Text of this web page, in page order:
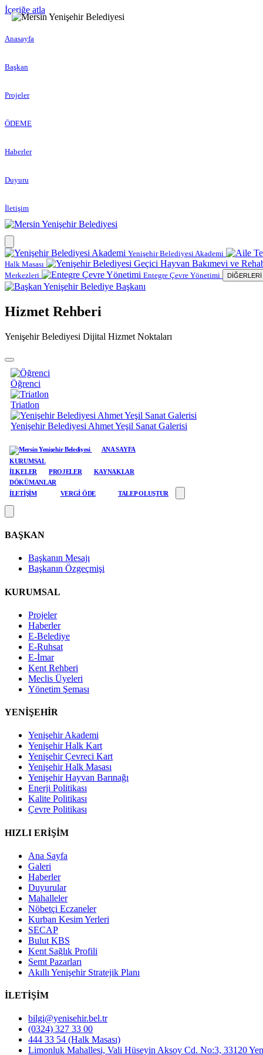
İçeriğe atla
Anasayfa
Başkan
Projeler
ÖDEME
Haberler
Duyuru
İletişim
Yenişehir Belediyesi Akademi
Halk Masası
Merkezleri
Entegre Çevre Yönetimi DİĞERLERİ
Yenişehir Belediye Başkanı
Hizmet Rehberi
Yenişehir Belediyesi Dijital Hizmet Noktaları
Öğrenci
Triatlon
Yenişehir Belediyesi Ahmet Yeşil Sanat Galerisi
ANA SAYFA
KURUMSAL
İLKELER
PROJELER
KAYNAKLAR
DÖKÜMANLAR
İLETİŞİM
VERGİ ÖDE TALEP OLUŞTUR
BAŞKAN
Başkanın Mesajı
Başkanın Özgeçmişi
KURUMSAL
Projeler
Haberler
E-Belediye
E-Ruhsat
E-İmar
Kent Rehberi
Meclis Üyeleri
Yönetim Şeması
YENİŞEHİR
Yenişehir Akademi
Yenişehir Halk Kart
Yenişehir Çevreci Kart
Yenişehir Halk Masası
Yenişehir Hayvan Barınağı
Enerji Politikası
Kalite Politikası
Çevre Politikası
HIZLI ERİŞİM
Ana Sayfa
Galeri
Haberler
Duyurular
Mahalleler
Nöbetçi Eczaneler
Kurban Kesim Yerleri
SECAP
Bulut KBS
Kent Sağlık Profili
Semt Pazarları
Akıllı Yenişehir Stratejik Planı
İLETİŞİM
bilgi@yenisehir.bel.tr
(0324) 327 33 00
444 33 54 (Halk Masası)
Limonluk Mahallesi, Vali Hüseyin Aksoy Cd. No:3, 33120